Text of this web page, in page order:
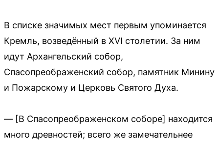
В списке значимых мест первым упоминается
Кремль, возведённый в XVI столетии. За ним
идут Архангельский собор,
Спасопреображенский собор, памятник Минину
и Пожарскому и Церковь Святого Духа.
— [В Спасопреображенском соборе] находится
много древностей; всего же замечательнее